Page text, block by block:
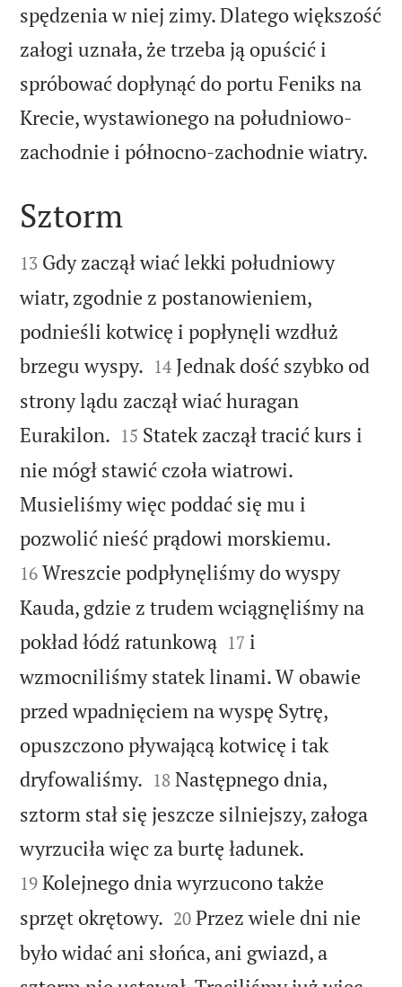
spędzenia w niej zimy. Dlatego większość
załogi uznała, że trzeba ją opuścić i
spróbować dopłynąć do portu Feniks na
Krecie, wystawionego na południowo-
zachodnie i północno-zachodnie wiatry.

Sztorm

13 Gdy zaczął wiać lekki południowy
wiatr, zgodnie z postanowieniem,
podnieśli kotwicę i popłynęli wzdłuż
brzegu wyspy. 

14 Jednak dość szybko od
strony lądu zaczął wiać huragan
Eurakilon. 

15 Statek zaczął tracić kurs i
nie mógł stawić czoła wiatrowi.
Musieliśmy więc poddać się mu i
pozwolić nieść prądowi morskiemu.
16 Wreszcie podpłynęliśmy do wyspy
Kauda, gdzie z trudem wciągnęliśmy na
pokład łódź ratunkową
17 i
wzmocniliśmy statek linami. W obawie
przed wpadnięciem na wyspę Sytrę,
opuszczono pływającą kotwicę i tak
dryfowaliśmy. 

18 Następnego dnia,
sztorm stał się jeszcze silniejszy, załoga
wyrzuciła więc za burtę ładunek.
19 Kolejnego dnia wyrzucono także
sprzęt okrętowy. 

20 Przez wiele dni nie
było widać ani słońca, ani gwiazd, a